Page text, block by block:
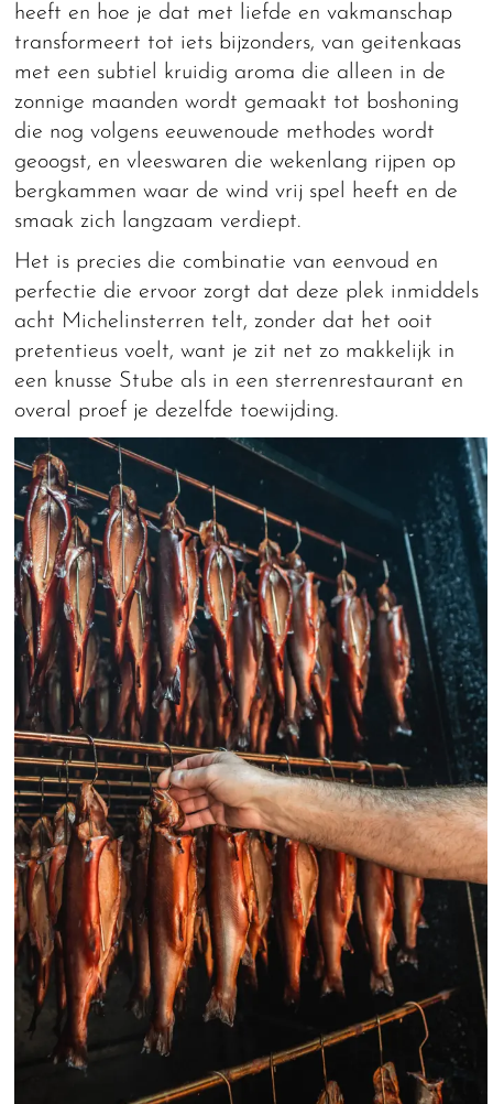
heeft en hoe je dat met liefde en vakmanschap
transformeert tot iets bijzonders, van geitenkaas
met een subtiel kruidig aroma die alleen in de
zonnige maanden wordt gemaakt tot boshoning
die nog volgens eeuwenoude methodes wordt
geoogst, en vleeswaren die wekenlang rijpen op
bergkammen waar de wind vrij spel heeft en de
smaak zich langzaam verdiept.
Het is precies die combinatie van eenvoud en
perfectie die ervoor zorgt dat deze plek inmiddels
acht Michelinsterren telt, zonder dat het ooit
pretentieus voelt, want je zit net zo makkelijk in
een knusse Stube als in een sterrenrestaurant en
overal proef je dezelfde toewijding.